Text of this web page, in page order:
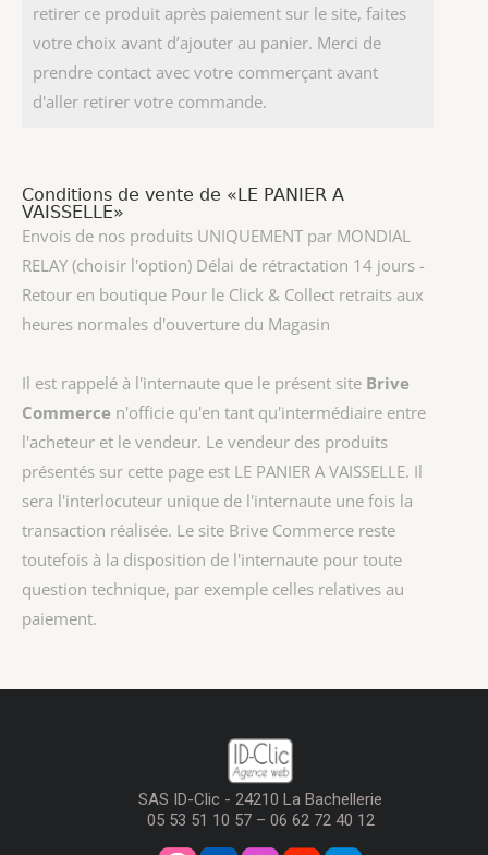
retirer ce produit après paiement sur le site, faites
votre choix avant d’ajouter au panier. Merci de
prendre contact avec votre commerçant avant
d'aller retirer votre commande.
Conditions de vente de «LE PANIER A
VAISSELLE»
Envois de nos produits UNIQUEMENT par MONDIAL
RELAY (choisir l'option) Délai de rétractation 14 jours -
Retour en boutique Pour le Click & Collect retraits aux
heures normales d'ouverture du Magasin
Il est rappelé à l'internaute que le présent site Brive
Commerce n'officie qu'en tant qu'intermédiaire entre
l'acheteur et le vendeur. Le vendeur des produits
présentés sur cette page est LE PANIER A VAISSELLE. Il
sera l'interlocuteur unique de l'internaute une fois la
transaction réalisée. Le site Brive Commerce reste
toutefois à la disposition de l'internaute pour toute
question technique, par exemple celles relatives au
paiement.
SAS ID-Clic - 24210 La Bachellerie
05 53 51 10 57 – 06 62 72 40 12